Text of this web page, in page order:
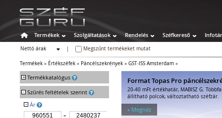
Termékek Szolgáltatások Rendelés Széfkereső Infotár
Nettó árak
Megszűnt termékeket mutat
Termékek » Értékszéfek » Páncélszekrények » GST-ISS Amsterdam »
+ Termékkatalógus
Széfek
Értékszéfek
Faliszéfek
- Szűrés feltételek szerint
- Ár
Format Topas Pro
20-40 mFt értékhatár, MABISZ G.
állítható polcok, változtatható széfzár.
» Megnéz